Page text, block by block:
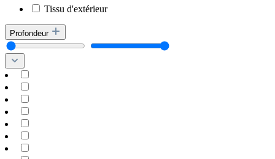
Tissu d'extérieur
Profondeur